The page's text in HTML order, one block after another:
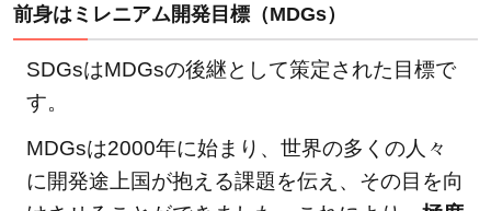
め簡
単に
でき
2
持続
前身はミレニアム開発目標（MDGs）
SDGsはMDGsの後継として策定された目標で
す。
MDGsは2000年に始まり、世界の多くの人々
に開発途上国が抱える課題を伝え、その目を向